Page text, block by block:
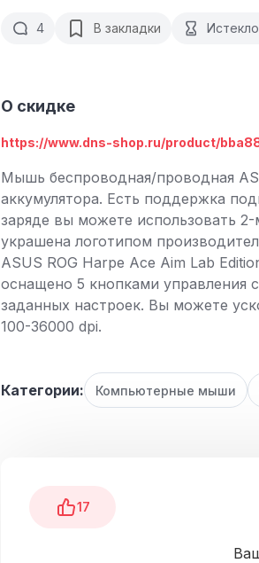
4 В закладки
О скидке
https://www.dns-shop.ru/product/
Мышь беспроводная/проводная
аккумулятора. Есть поддержка
заряде вы можете использовать
украшена логотипом
ASUS ROG Harpe Ace Aim Lab
оснащено 5 кнопками управления
заданных настроек. Вы можете
100-36000 dpi.
Категории: Компьютерные мыши
17